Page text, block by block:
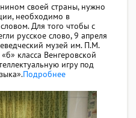
своей страны, нужно
необходимо в
Для того чтобы с
русское слово, 9 апреля
музей им. П.М.
класса Венгеровской
игру под
Подробнее